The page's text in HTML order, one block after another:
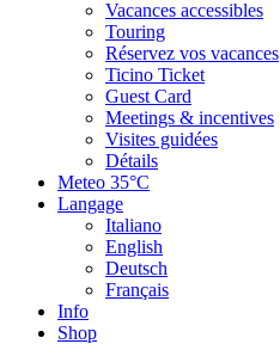
Vacances accessibles
Touring
Réservez vos vacances
Ticino Ticket
Guest Card
Meetings & incentives
Visites guidées
Détails
Meteo 35°C
Langage
Italiano
English
Deutsch
Français
Info
Shop